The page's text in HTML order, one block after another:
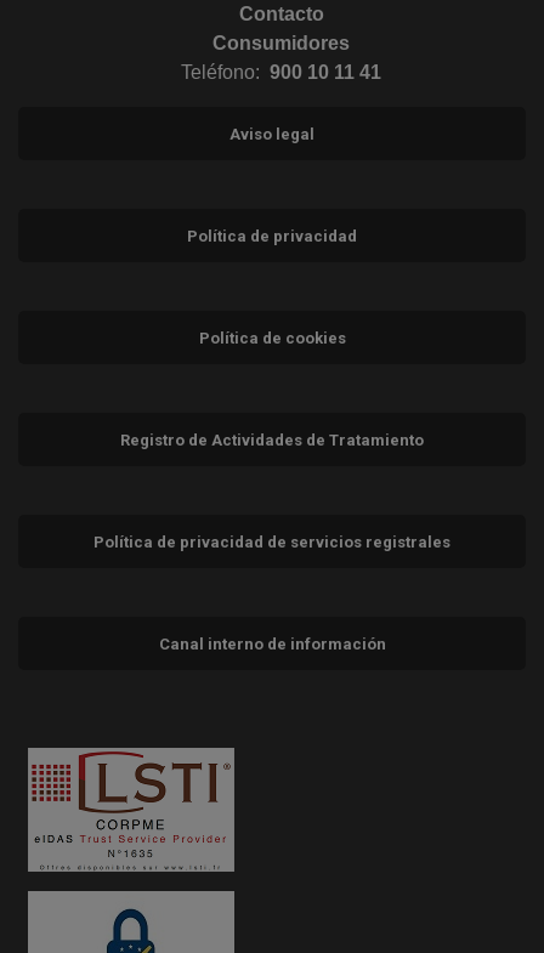
Contacto
Consumidores
Teléfono: 900 10 11 41
Aviso legal
Política de privacidad
Política de cookies
Registro de Actividades de Tratamiento
Política de privacidad de servicios registrales
Canal interno de información